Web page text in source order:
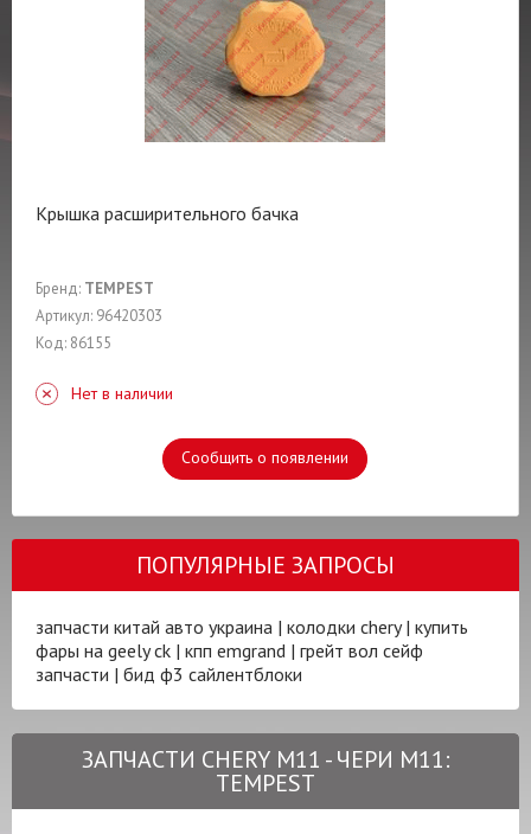
Крышка расширительного бачка
Бренд: TEMPEST
Артикул: 96420303
Код: 86155
Нет в наличии
Сообщить о появлении
ПОПУЛЯРНЫЕ ЗАПРОСЫ
запчасти китай авто украина | колодки chery| купить
фары на geely ck | кпп emgrand | грейт вол сейф
запчасти | бид ф3 сайлентблоки
ЗАПЧАСТИ CHERY M11 - ЧЕРИ М11:
TEMPEST